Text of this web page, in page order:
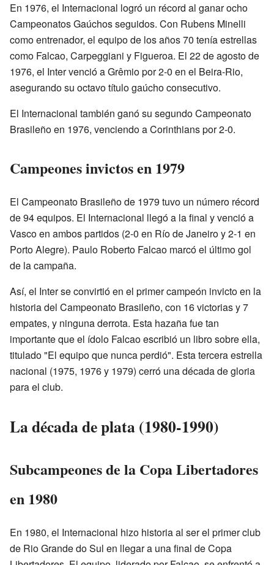
En 1976, el Internacional logró un récord al ganar ocho
Campeonatos Gaúchos seguidos. Con Rubens Minelli
como entrenador, el equipo de los años 70 tenía estrellas
como Falcao, Carpeggiani y Figueroa. El 22 de agosto de
1976, el Inter venció a Grêmio por 2-0 en el Beira-Rio,
asegurando su octavo título gaúcho consecutivo.
El Internacional también ganó su segundo Campeonato
Brasileño en 1976, venciendo a Corinthians por 2-0.
Campeones invictos en 1979
El Campeonato Brasileño de 1979 tuvo un número récord
de 94 equipos. El Internacional llegó a la final y venció a
Vasco en ambos partidos (2-0 en Río de Janeiro y 2-1 en
Porto Alegre). Paulo Roberto Falcao marcó el último gol
de la campaña.
Así, el Inter se convirtió en el primer campeón invicto en la
historia del Campeonato Brasileño, con 16 victorias y 7
empates, y ninguna derrota. Esta hazaña fue tan
importante que el ídolo Falcao escribió un libro sobre ella,
titulado "El equipo que nunca perdió". Esta tercera estrella
nacional (1975, 1976 y 1979) cerró una década de gloria
para el club.
La década de plata (1980-1990)
Subcampeones de la Copa Libertadores
en 1980
En 1980, el Internacional hizo historia al ser el primer club
de Rio Grande do Sul en llegar a una final de Copa